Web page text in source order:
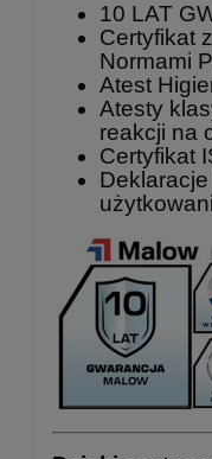
10 LAT
Certyfikat
Normami
Atest
Atesty
reakcji na
Certyfikat